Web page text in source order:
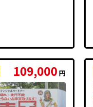
109,000 円